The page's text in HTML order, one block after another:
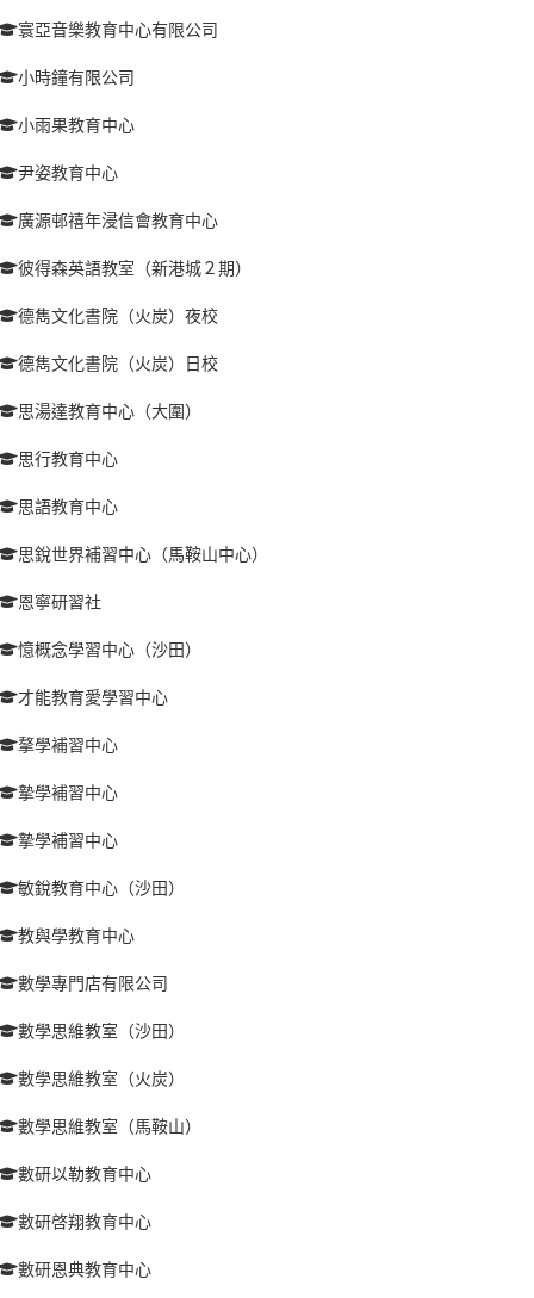
寰亞音樂教育中心有限公司
小時鐘有限公司
小雨果教育中心
尹姿教育中心
廣源邨禧年浸信會教育中心
彼得森英語教室（新港城２期）
德雋文化書院（火炭）夜校
德雋文化書院（火炭）日校
思湯達教育中心（大圍）
思行教育中心
思語教育中心
思銳世界補習中心（馬鞍山中心）
恩寧研習社
憶概念學習中心（沙田）
才能教育愛學習中心
摮學補習中心
摯學補習中心
摯學補習中心
敏銳教育中心（沙田）
教與學教育中心
數學專門店有限公司
數學思維教室（沙田）
數學思維教室（火炭）
數學思維教室（馬鞍山）
數研以勒教育中心
數研啓翔教育中心
數研恩典教育中心